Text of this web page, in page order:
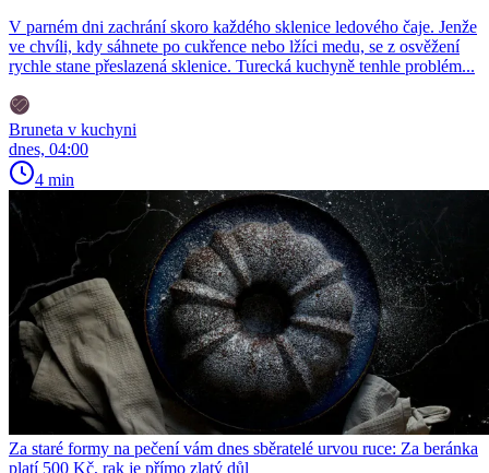
V parném dni zachrání skoro každého sklenice ledového čaje. Jenže
ve chvíli, kdy sáhnete po cukřence nebo lžíci medu, se z osvěžení
rychle stane přeslazená sklenice. Turecká kuchyně tenhle problém...
Bruneta v kuchyni
dnes, 04:00
4 min
Za staré formy na pečení vám dnes sběratelé urvou ruce: Za beránka
platí 500 Kč, rak je přímo zlatý důl